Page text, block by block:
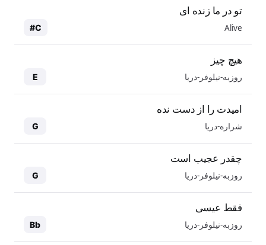
تو در ما زنده ای
Alive
C#
هیچ چیز
روزبه-نیلوفر-دریا E
امیدت را از دست نده
شراره-دریا G
چقدر عجیب است
روزبه-نیلوفر-دریا G
فقط عیسی
روزبه-نیلوفر-دریا Bb